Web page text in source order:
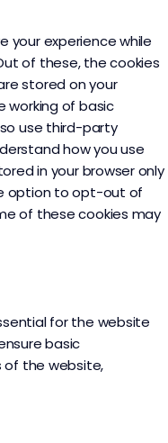
your experience while
of these, the cookies
stored on your
working of basic
use third-party
how you use
in your browser only
option to opt-out of
of these cookies may
for the website
basic
of the website,